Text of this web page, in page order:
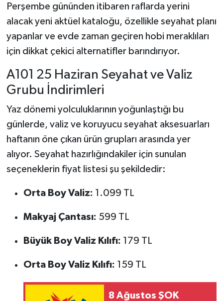
Perşembe gününden itibaren raflarda yerini
alacak yeni aktüel kataloğu, özellikle seyahat planı
yapanlar ve evde zaman geçiren hobi meraklıları
için dikkat çekici alternatifler barındırıyor.
A101 25 Haziran Seyahat ve Valiz
Grubu İndirimleri
Yaz dönemi yolculuklarının yoğunlaştığı bu
günlerde, valiz ve koruyucu seyahat aksesuarları
haftanın öne çıkan ürün grupları arasında yer
alıyor. Seyahat hazırlığındakiler için sunulan
seçeneklerin fiyat listesi şu şekildedir:
Orta Boy Valiz: 1.099 TL
Makyaj Çantası: 599 TL
Büyük Boy Valiz Kılıfı: 179 TL
Orta Boy Valiz Kılıfı: 159 TL
8 Ağustos ŞOK